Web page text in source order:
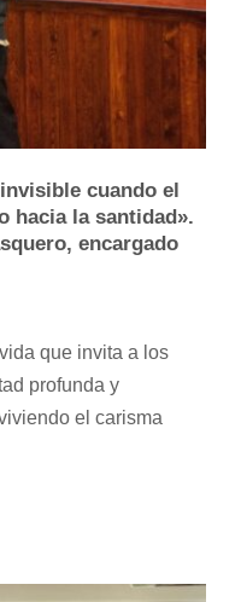
cuando el
hacia la santidad».
encargado
que invita a los
profunda y
el carisma